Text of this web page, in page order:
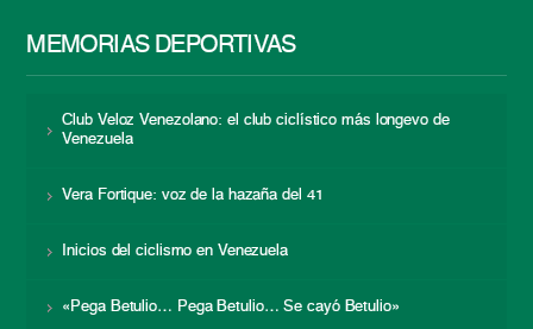
MEMORIAS DEPORTIVAS
Club Veloz Venezolano: el club ciclístico más longevo de
Venezuela
Vera Fortique: voz de la hazaña del 41
Inicios del ciclismo en Venezuela
«Pega Betulio… Pega Betulio… Se cayó Betulio»